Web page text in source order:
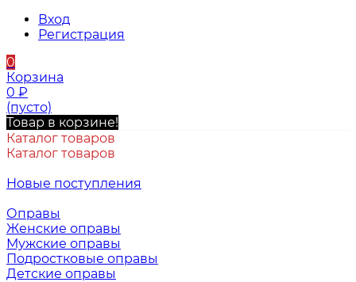
Вход
Регистрация
0
Корзина
0 ₽
(пусто)
Товар в корзине!
Каталог товаров
Каталог товаров
Новые поступления
Оправы
Женские оправы
Мужские оправы
Подростковые оправы
Детские оправы